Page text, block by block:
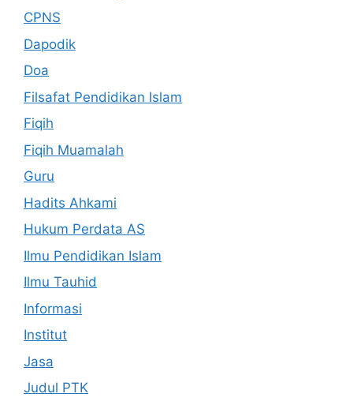
CPNS
Dapodik
Doa
Filsafat Pendidikan Islam
Fiqih
Fiqih Muamalah
Guru
Hadits Ahkami
Hukum Perdata AS
Ilmu Pendidikan Islam
Ilmu Tauhid
Informasi
Institut
Jasa
Judul PTK